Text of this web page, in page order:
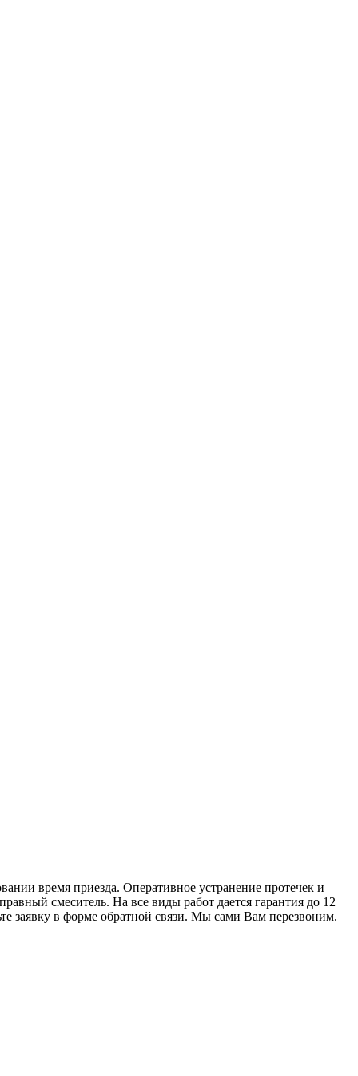
время приезда. Оперативное устранение протечек и
смеситель. На все виды работ дается гарантия до 12
заявку в форме обратной связи. Мы сами Вам перезвоним.